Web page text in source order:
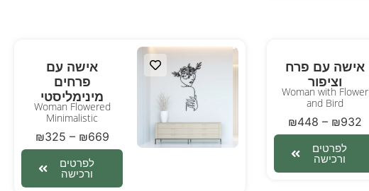
אישה עם פרח
וציפור
Woman with Flower
and Bird
₪448 – ₪932
לפרטים
ורכישה
אישה עם
פרחים
מינימליסטי
Woman Flowered
Minimalistic
₪325 – ₪669
לפרטים
ורכישה